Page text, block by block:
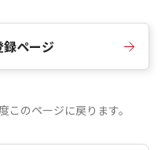
ページ
のページに戻ります。